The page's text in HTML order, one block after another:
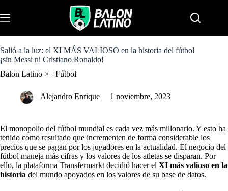
k
i
o
c
n
Salió a la luz: el XI MÁS VALIOSO en la historia del fútbol
¡sin Messi ni Cristiano Ronaldo!
Balon Latino > +Fútbol
Alejandro Enrique 1 noviembre, 2023
El monopolio del fútbol mundial es cada vez más millonario. Y esto ha
tenido como resultado que incrementen de forma considerable los
precios que se pagan por los jugadores en la actualidad. El negocio del
fútbol maneja más cifras y los valores de los atletas se disparan. Por
ello, la plataforma Transfermarkt decidió hacer el XI más valioso en la
historia del mundo apoyados en los valores de su base de datos.